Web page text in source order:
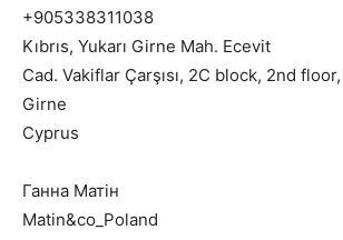
+905338311038
Kıbrıs, Yukarı Girne Mah. Ecevit
Cad. Vakiflar Çarşısı, 2C block, 2nd
Girne
Cyprus
Ганна Матін
⁨Matin&co_Poland⁩